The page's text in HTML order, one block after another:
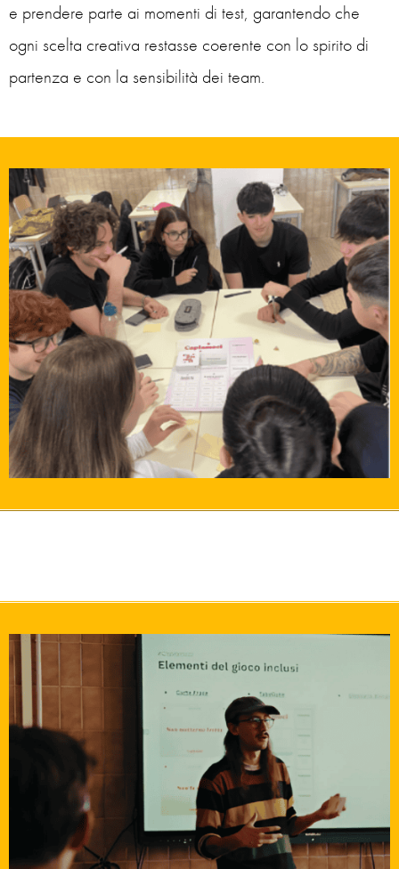
e prendere parte ai momenti di test, garantendo che
ogni scelta creativa restasse coerente con lo spirito di
partenza e con la sensibilità dei team.